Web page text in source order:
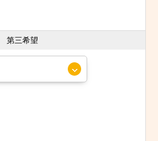
第三希望